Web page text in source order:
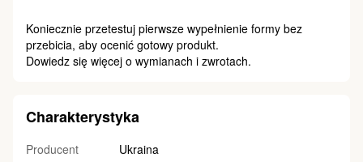
Koniecznie przetestuj pierwsze wypełnienie formy bez
przebicia, aby ocenić gotowy produkt.
Dowiedz się więcej o wymianach i zwrotach.
Charakterystyka
Producent
Ukraina